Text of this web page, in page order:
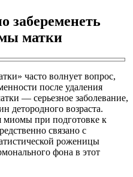
забеременеть
матки
часто волнует вопрос,
после удаления
— серьезное заболевание,
детородного возраста.
при подготовке к
связано с
роженицы
фона в этот